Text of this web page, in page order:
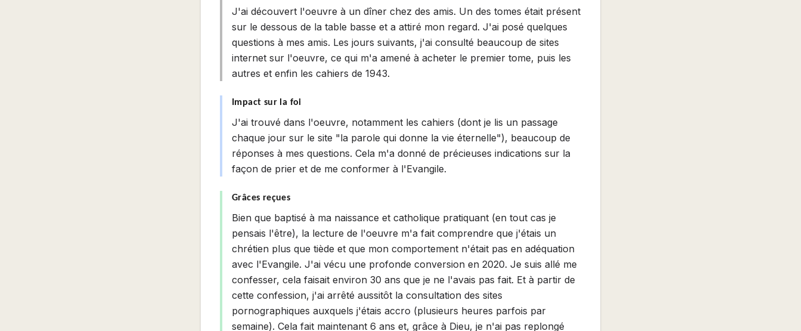
J'ai découvert l'oeuvre à un dîner chez des amis. Un des tomes était présent
sur le dessous de la table basse et a attiré mon regard. J'ai posé quelques
questions à mes amis. Les jours suivants, j'ai consulté beaucoup de sites
internet sur l'oeuvre, ce qui m'a amené à acheter le premier tome, puis les
autres et enfin les cahiers de 1943.
Impact sur la foi
J'ai trouvé dans l'oeuvre, notamment les cahiers (dont je lis un passage
chaque jour sur le site "la parole qui donne la vie éternelle"), beaucoup de
réponses à mes questions. Cela m'a donné de précieuses indications sur la
façon de prier et de me conformer à l'Evangile.
Grâces reçues
Bien que baptisé à ma naissance et catholique pratiquant (en tout cas je
pensais l'être), la lecture de l'oeuvre m'a fait comprendre que j'étais un
chrétien plus que tiède et que mon comportement n'était pas en adéquation
avec l'Evangile. J'ai vécu une profonde conversion en 2020. Je suis allé me
confesser, cela faisait environ 30 ans que je ne l'avais pas fait. Et à partir de
cette confession, j'ai arrêté aussitôt la consultation des sites
pornographiques auxquels j'étais accro (plusieurs heures parfois par
semaine). Cela fait maintenant 6 ans et, grâce à Dieu, je n'ai pas replongé